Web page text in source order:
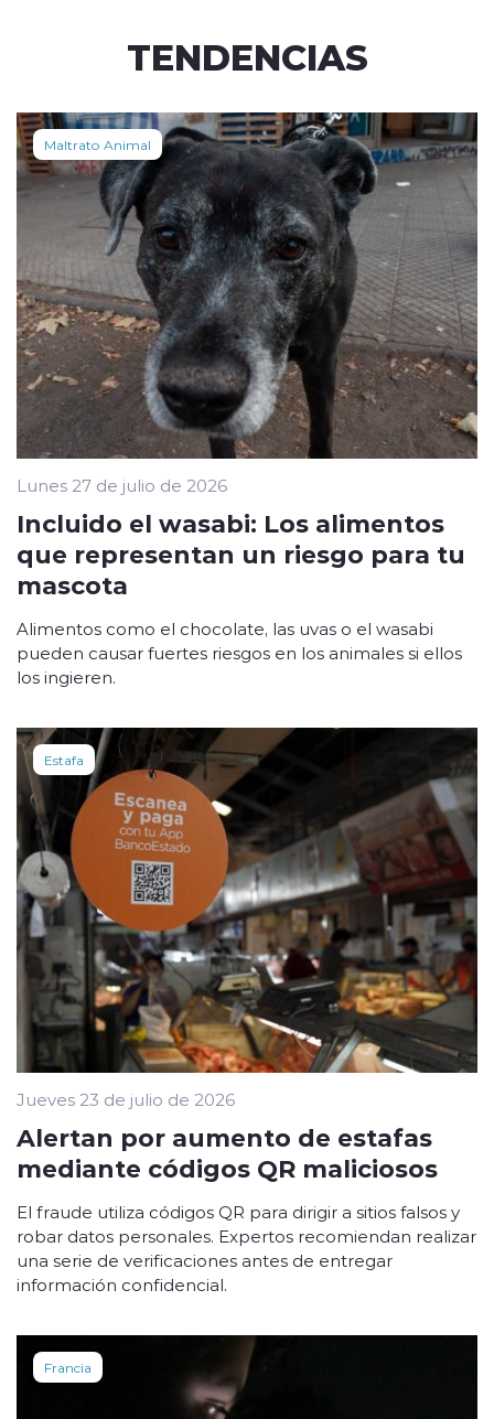
TENDENCIAS
Maltrato Animal
Lunes 27 de julio de 2026
Incluido el wasabi: Los alimentos
que representan un riesgo para tu
mascota
Alimentos como el chocolate, las uvas o el wasabi
pueden causar fuertes riesgos en los animales si ellos
los ingieren.
Estafa
Jueves 23 de julio de 2026
Alertan por aumento de estafas
mediante códigos QR maliciosos
El fraude utiliza códigos QR para dirigir a sitios falsos y
robar datos personales. Expertos recomiendan realizar
una serie de verificaciones antes de entregar
información confidencial.
Francia